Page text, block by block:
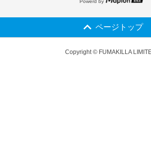
Powerd by
ページトップ
Copyright © FUMAKILLA